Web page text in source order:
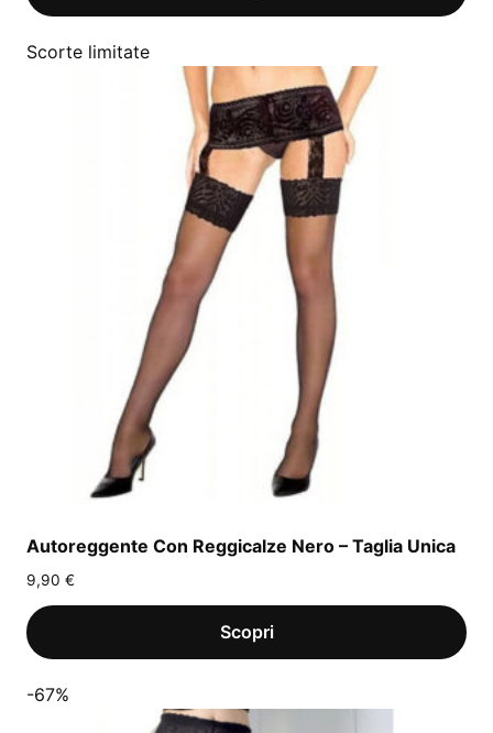
Scorte limitate
Autoreggente Con Reggicalze Nero – Taglia Unica
9,90 €
-67%